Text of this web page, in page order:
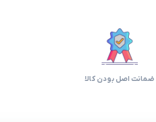
ضمانت اصل بودن کالا